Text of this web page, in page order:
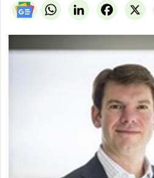
WhatsAppLinkedIn X
Facebook